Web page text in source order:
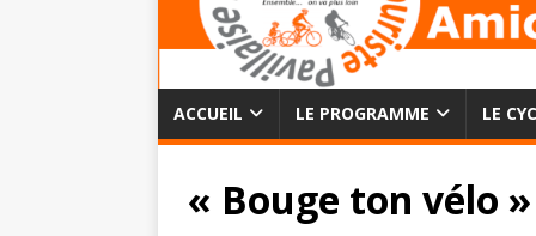
ACCUEIL LE PROGRAMME LE
« Bouge ton vélo